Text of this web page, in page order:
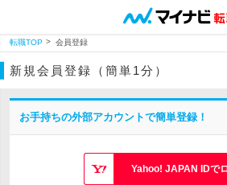
転職TOP 会員登録
新規会員登録（簡単1分）
お手持ちの外部アカウントで簡単登録！
Yahoo! JAPAN IDで